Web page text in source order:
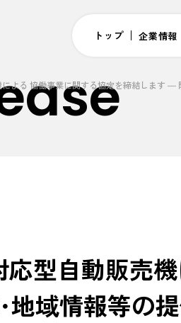
トップ 企業情報
による 協働事業に関する協定を締結します
型自動販売
域情報等の